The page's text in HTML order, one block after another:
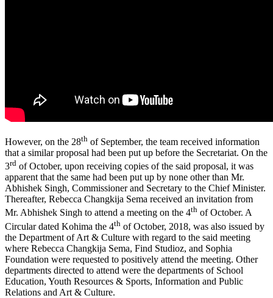
However, on the 28th of September, the team received information
that a similar proposal had been put up before the Secretariat. On the
3rd of October, upon receiving copies of the said proposal, it was
apparent that the same had been put up by none other than Mr.
Abhishek Singh, Commissioner and Secretary to the Chief Minister.
Thereafter, Rebecca Changkija Sema received an invitation from
Mr. Abhishek Singh to attend a meeting on the 4th of October. A
Circular dated Kohima the 4th of October, 2018, was also issued by
the Department of Art & Culture with regard to the said meeting
where Rebecca Changkija Sema, Find Studioz, and Sophia
Foundation were requested to positively attend the meeting. Other
departments directed to attend were the departments of School
Education, Youth Resources & Sports, Information and Public
Relations and Art & Culture.